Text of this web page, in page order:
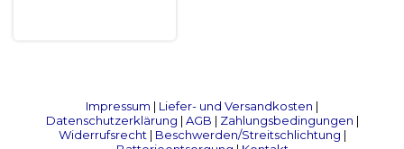
Impressum | Liefer- und Versandkosten |
Datenschutzerklärung | AGB | Zahlungsbedingungen |
Widerrufsrecht| Beschwerden/Streitschlichtung |